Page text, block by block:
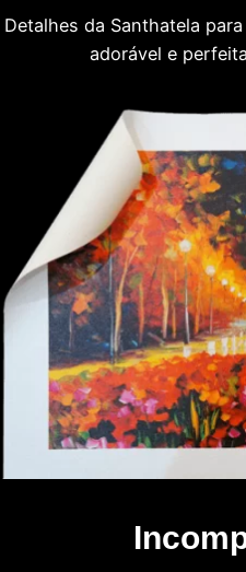
Detalhes da Santhatela
adorável e